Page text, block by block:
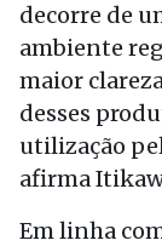
decorre de
ambiente
maior
desses
utilização
afirma
Em linha